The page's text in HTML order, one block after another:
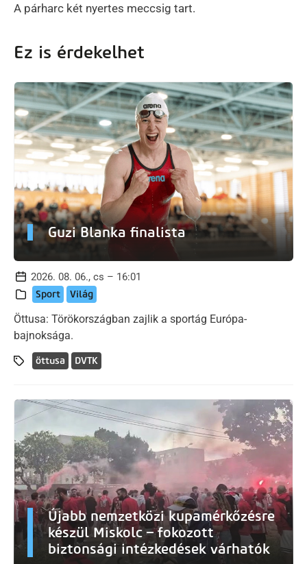
A párharc két nyertes meccsig tart.
Ez is érdekelhet
Guzi Blanka finalista
2026. 08. 06., cs – 16:01
Sport Világ
Öttusa: Törökországban zajlik a sportág Európa-
bajnoksága.
öttusa DVTK
Újabb nemzetközi kupamérkőzésre
készül Miskolc – fokozott
biztonsági intézkedések várhatók